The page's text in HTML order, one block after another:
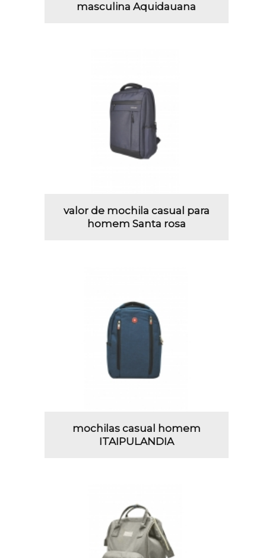
masculina Aquidauana
valor de mochila casual para
homem Santa rosa
mochilas casual homem
ITAIPULANDIA